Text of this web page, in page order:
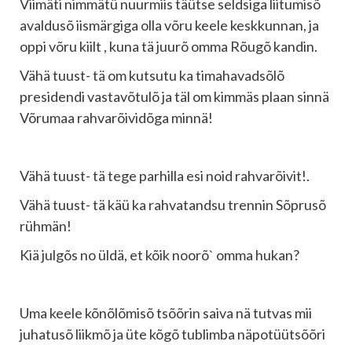
Viimäti nimmätü nuurmiis täütse seldsiga liitumisõ
avaldusõ iismärgiga olla võru keele keskkunnan, ja
oppi võru kiilt , kuna tä juurõ omma Rõugõ kandin.
Vähä tuust- tä om kutsutu ka timahavadsõlõ
presidendi vastavõtulõ ja täl om kimmäs plaan sinnä
Võrumaa rahvarõividõga minnä!
Vähä tuust- tä tege parhilla esi noid rahvarõivit!.
Vähä tuust- tä käü ka rahvatandsu trennin Sõprusõ
rühmän!
Kiä julgõs no üldä, et kõik noorõ` omma hukan?
Uma keele kõnõlõmisõ tsõõrin saiva nä tutvas mii
juhatusõ liikmõ ja üte kõgõ tublimba näpotüütsõõri